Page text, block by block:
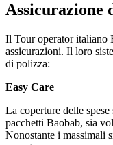
Assicurazione
Il Tour operator italiano
assicurazioni. Il loro
di polizza:
Easy Care
La coperture delle
pacchetti Baobab, sia
Nonostante i massimali